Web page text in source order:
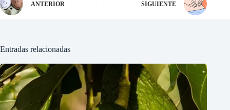
ANTERIOR SIGUIENTE
Entradas relacionadas